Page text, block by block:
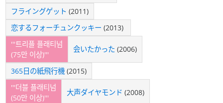
フライングゲット (2011)
恋するフォーチュンクッキー (2013) ​
'''트리플 플래티넘
(75만 이상)'''
会いたかった (2006)
365日の紙飛行機 (2015)
'''더블 플래티넘
(50만 이상)'''
大声ダイヤモンド (2008)